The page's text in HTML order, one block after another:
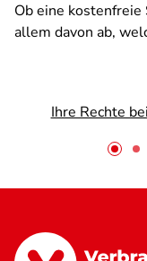
Ob eine
allem davon ab,
Ihre Rechte